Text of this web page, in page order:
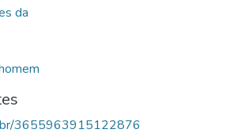
da
3655963915122876